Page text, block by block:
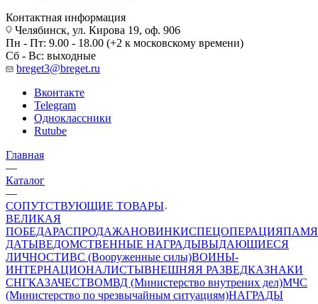
Контактная информация
Челябинск, ул. Кирова 19, оф. 906
Пн - Пт: 9.00 - 18.00 (+2 к московскому времени)
Сб - Вс: выходные
breget3@breget.ru
Вконтакте
Telegram
Одноклассники
Rutube
Главная
—
Каталог
—
СОПУТСТВУЮЩИЕ ТОВАРЫ
ВЕЛИКАЯ
ПОБЕДАРАСПРОДАЖАНОВИНКИСПЕЦОПЕРАЦИЯ
ДАТЫВЕДОМСТВЕННЫЕ НАГРАДЫВЫДАЮЩИЕСЯ
ЛИЧНОСТИВС (Вооруженные силы)ВОИНЫ-
ИНТЕРНАЦИОНАЛИСТЫВНЕШНЯЯ РАЗВЕДКАЗНАКИ
СНГКАЗАЧЕСТВОМВД (Министерство внутрених дел)МЧС
(Министерство по чрезвычайным ситуациям)НАГРАДЫ